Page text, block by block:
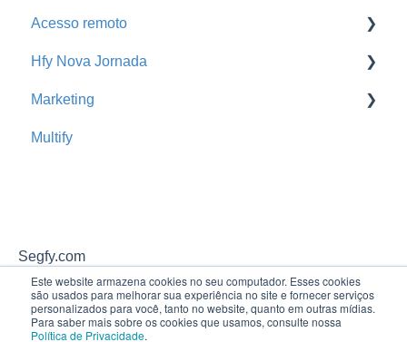
Este website armazena cookies no seu computador. Esses cookies
são usados ​​para melhorar sua experiência no site e fornecer serviços
personalizados para você, tanto no website, quanto em outras mídias.
Para saber mais sobre os cookies que usamos, consulte nossa
Política de Privacidade.
Parcelas do Segurado
Sinistros
Parcelas Atrasadas
Pagamento de Comissão
Análise Financeira
Orçamentos
Comissões da Corretora
Baixa de Comissão
Portal da Seguradora
Busca de Extratos
Acesso remoto
Acesso remoto
Hfy Nova Jornada
Cross Sell Rede de Parceiros
Hfy Nova Jornada
Marketing
Promoção
Multify
Segfy.com